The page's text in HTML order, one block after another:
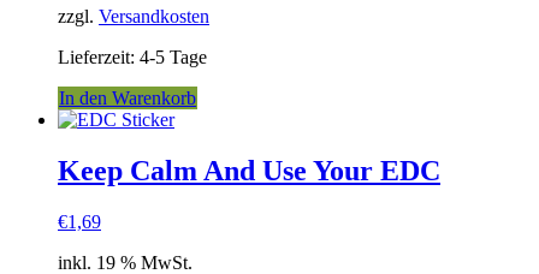
zzgl. Versandkosten
Lieferzeit: 4-5 Tage
In den Warenkorb
Keep Calm And Use Your EDC
€1,69
inkl. 19 % MwSt.